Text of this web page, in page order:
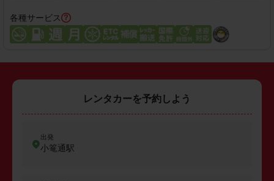
各種サービス
レンタカーを予約しよう
出発
小篭通駅